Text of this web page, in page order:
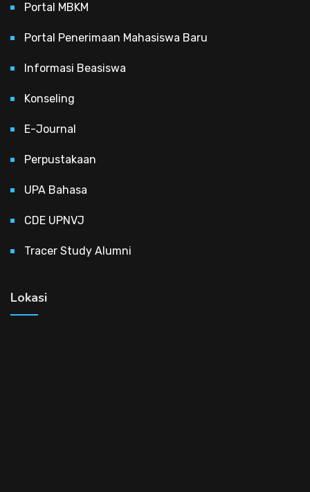
Portal MBKM
Portal Penerimaan Mahasiswa Baru
Informasi Beasiswa
Konseling
E-Journal
Perpustakaan
UPA Bahasa
CDE UPNVJ
Tracer Study Alumni
Lokasi